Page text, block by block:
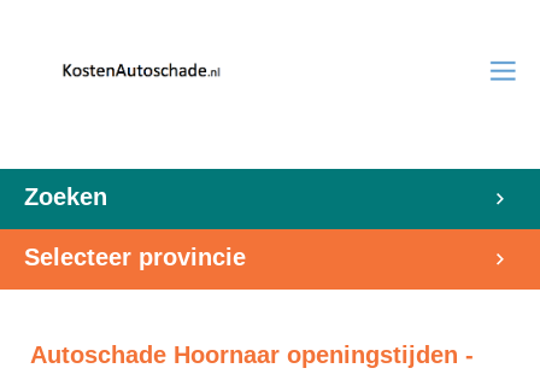
Zoeken
Selecteer provincie
Autoschade Hoornaar openingstijden -